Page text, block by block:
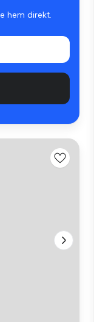
hem direkt.